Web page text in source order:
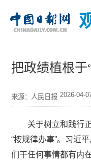
把政绩植根于
来源：人民日报 2026-04-
关于树立和践行
“按规律办事”。习近
们干任何事情都有内